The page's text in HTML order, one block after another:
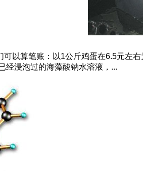
以算笔账：以1公斤鸡蛋在6.5元左
经浸泡过的海藻酸钠水溶液，...